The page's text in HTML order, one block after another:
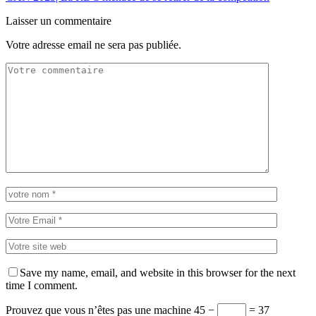
Laisser un commentaire
Votre adresse email ne sera pas publiée.
Save my name, email, and website in this browser for the next
time I comment.
Prouvez que vous n’êtes pas une machine 45 − = 37